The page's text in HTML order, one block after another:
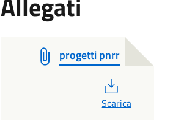
progetti pnrr
PDF
Scarica